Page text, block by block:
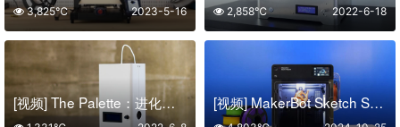
2023-5-16
3,825℃ 2022-6-18
2,858℃
[视频] The Palette：进化的3D打印 – 3D打印机多色打印模块 [视频] MakerBot Sketch Sprint：当速度遇见创新